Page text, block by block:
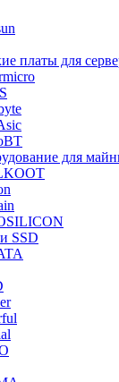
платы для
для
SSD